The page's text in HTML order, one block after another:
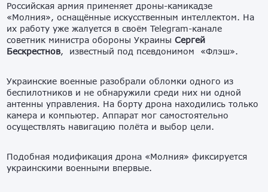
Российская армия применяет дроны-камикадзе
«Молния», оснащённые искусственным интеллектом. На
их работу уже жалуется в своём Telegram-канале
советник министра обороны УкраиныСергей
Бескрестнов, известный под псевдонимом «Флэш».
Украинские военные разобрали обломки одного из
беспилотников и не обнаружили среди них ни одной
антенны управления. На борту дрона находились только
камера и компьютер. Аппарат мог самостоятельно
осуществлять навигацию полёта и выбор цели.
Подобная модификация дрона «Молния» фиксируется
украинскими военными впервые.